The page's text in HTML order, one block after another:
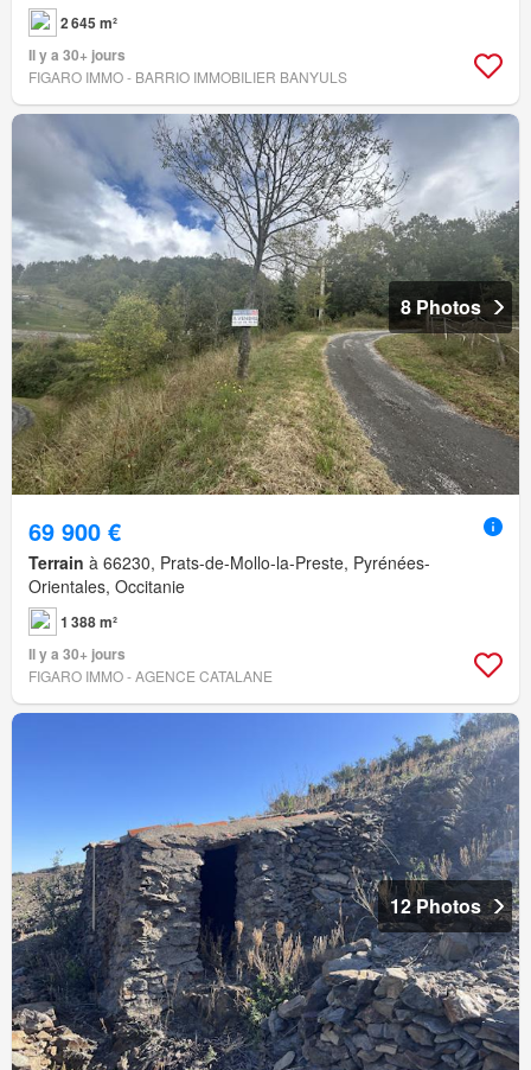
2 645 m²
Il y a 30+ jours
FIGARO IMMO - BARRIO IMMOBILIER BANYULS
8 Photos
69 900 €
Terrain à 66230, Prats-de-Mollo-la-Preste, Pyrénées-
Orientales, Occitanie
1 388 m²
Il y a 30+ jours
FIGARO IMMO - AGENCE CATALANE
12 Photos